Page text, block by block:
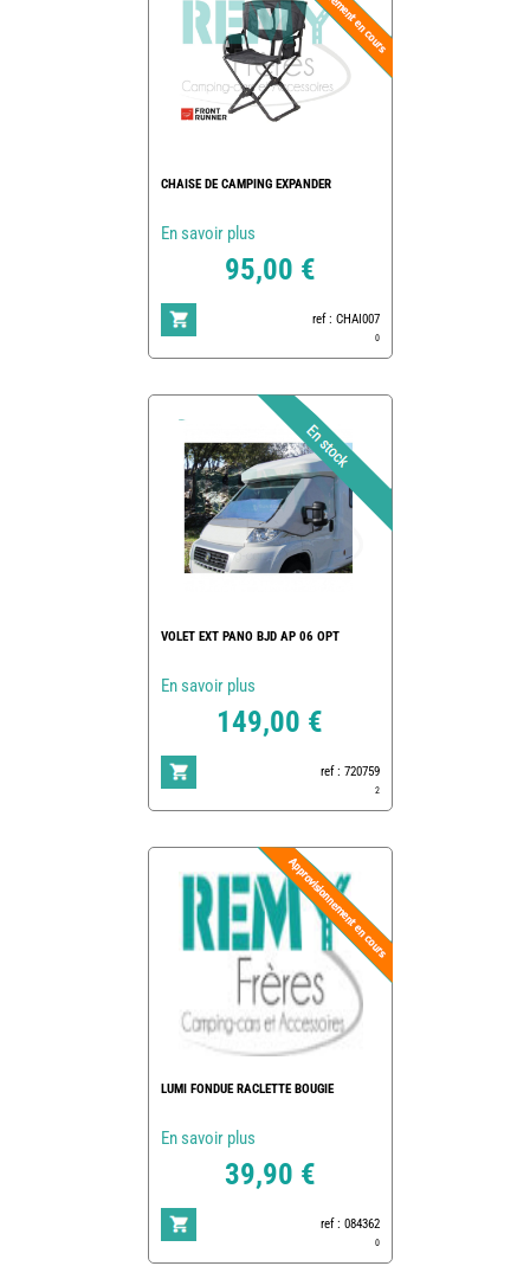
CHAISE DE CAMPING EXPANDER
En savoir plus
95,00 €
ref : CHAI007
0
VOLET EXT PANO BJD AP 06 OPT
En savoir plus
149,00 €
ref : 720759
2
LUMI FONDUE RACLETTE BOUGIE
En savoir plus
39,90 €
ref : 084362
0